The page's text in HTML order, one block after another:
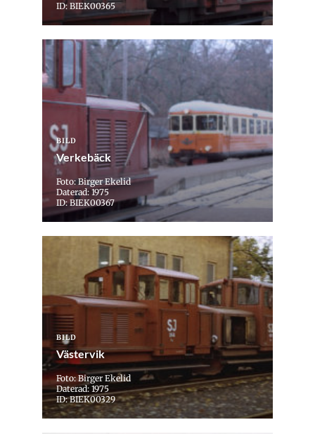
ID: BIEK00365
BILD
Verkebäck
Foto: Birger Ekelid
Daterad: 1975
ID: BIEK00367
BILD
Västervik
Foto: Birger Ekelid
Daterad: 1975
ID: BIEK00329